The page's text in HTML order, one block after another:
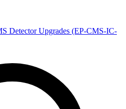
Detector Upgrades (EP-CMS-IC-